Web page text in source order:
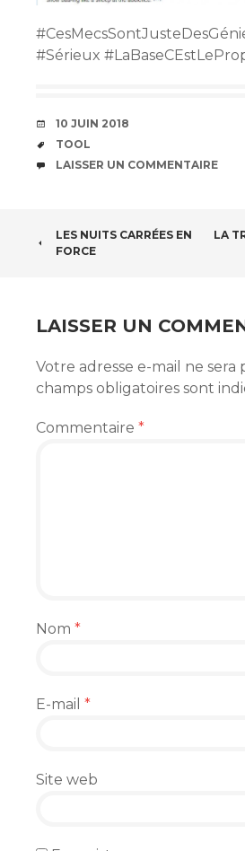
#Sérieux
DATE
10 JUIN 2018
ÉTIQUETTES
TOOL
COMMENTAIRES
LAISSER UN COMMENTAIRE
NAVIGATION
ARTICLES
LES NUITS CARRÉES EN
FORCE
LA
LAISSER UN
Votre adresse e-mail ne sera
champs obligatoires sont
Commentaire *
Nom *
E-mail *
Site web